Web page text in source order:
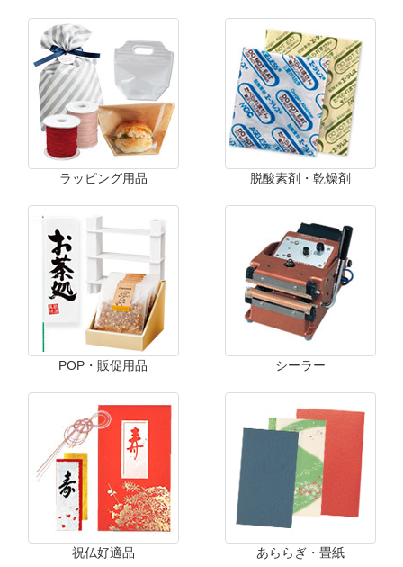
ラッピング用品 脱酸素剤・乾燥剤
POP・販促用品 シーラー
祝仏好適品 あららぎ・畳紙